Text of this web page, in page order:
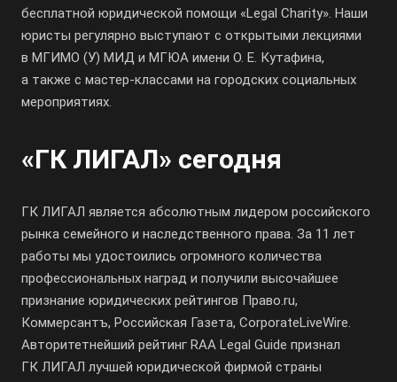
бесплатной юридической помощи «Legal Charity». Наши
юристы регулярно выступают с открытыми лекциями
в МГИМО (У) МИД и МГЮА имени О. Е. Кутафина,
а также с мастер-классами на городских социальных
мероприятиях.
«ГК ЛИГАЛ» сегодня
ГК ЛИГАЛ является абсолютным лидером российского
рынка семейного и наследственного права. За 11 лет
работы мы удостоились огромного количества
профессиональных наград и получили высочайшее
признание юридических рейтингов Право.ru,
Коммерсантъ, Российская Газета, CorporateLiveWire.
Авторитетнейший рейтинг RAA Legal Guide признал
ГК ЛИГАЛ лучшей юридической фирмой страны